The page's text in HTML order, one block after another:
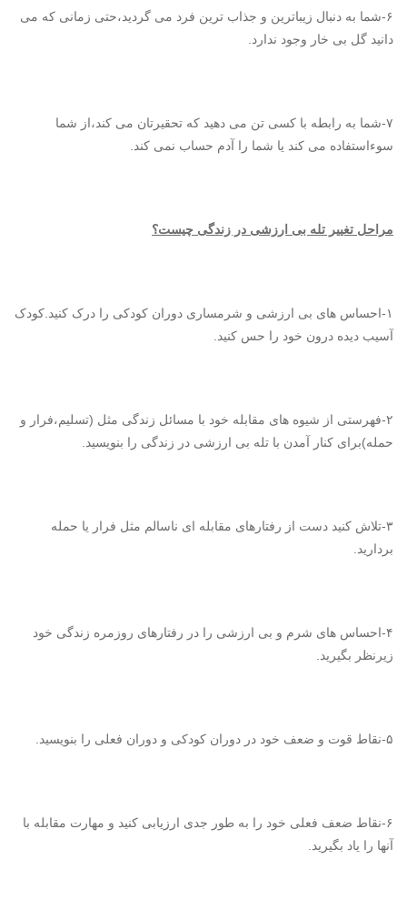
۶-شما به دنبال زیباترین و جذاب ترین فرد می گردید،حتی زمانی که می
دانید گل بی خار وجود ندارد.
۷-شما به رابطه با کسی تن می دهید که تحقیرتان می کند،از شما
سوءاستفاده می کند یا شما را آدم حساب نمی کند.
مراحل تغییر تله بی ارزشی در زندگی چیست؟
۱-احساس های بی ارزشی و شرمساری دوران کودکی را درک کنید.کودک
آسیب دیده درون خود را حس کنید.
۲-فهرستی از شیوه های مقابله خود با مسائل زندگی مثل (تسلیم،فرار و
حمله)برای کنار آمدن با تله بی ارزشی در زندگی را بنویسید.
۳-تلاش کنید دست از رفتارهای مقابله ای ناسالم مثل فرار یا حمله
بردارید.
۴-احساس های شرم و بی ارزشی را در رفتارهای روزمره زندگی خود
زیرنظر بگیرید.
۵-نقاط قوت و ضعف خود در دوران کودکی و دوران فعلی را بنویسید.
۶-نقاط ضعف فعلی خود را به طور جدی ارزیابی کنید و مهارت مقابله با
آنها را یاد بگیرید.